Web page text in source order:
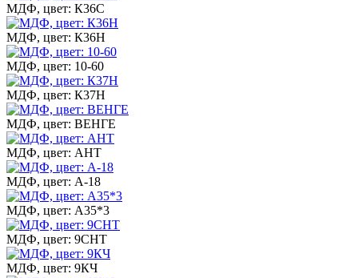
МДФ, цвет: К36С
МДФ, цвет: К36Н
МДФ, цвет: 10-60
МДФ, цвет: К37Н
МДФ, цвет: ВЕНГЕ
МДФ, цвет: АНТ
МДФ, цвет: А-18
МДФ, цвет: А35*3
МДФ, цвет: 9СНТ
МДФ, цвет: 9КЧ